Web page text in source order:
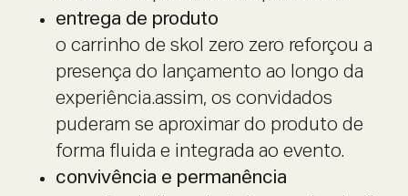
entrega de produto
o carrinho de skol zero zero reforçou a
presença do lançamento ao longo da
experiência.assim, os convidados
puderam se aproximar do produto de
forma fluida e integrada ao evento.
convivência e permanência